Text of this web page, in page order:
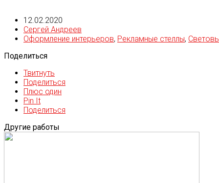
12.02.2020
Сергей Андреев
Оформление интерьеров, Рекламные стеллы,
Поделиться
Твитнуть
Поделиться
Плюс один
Pin It
Поделиться
Другие работы